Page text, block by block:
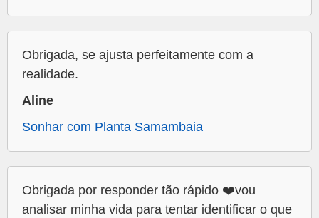
Obrigada, se ajusta perfeitamente com a
realidade.
Aline
Sonhar com Planta Samambaia
Obrigada por responder tão rápido ❤️vou
analisar minha vida para tentar identificar o que